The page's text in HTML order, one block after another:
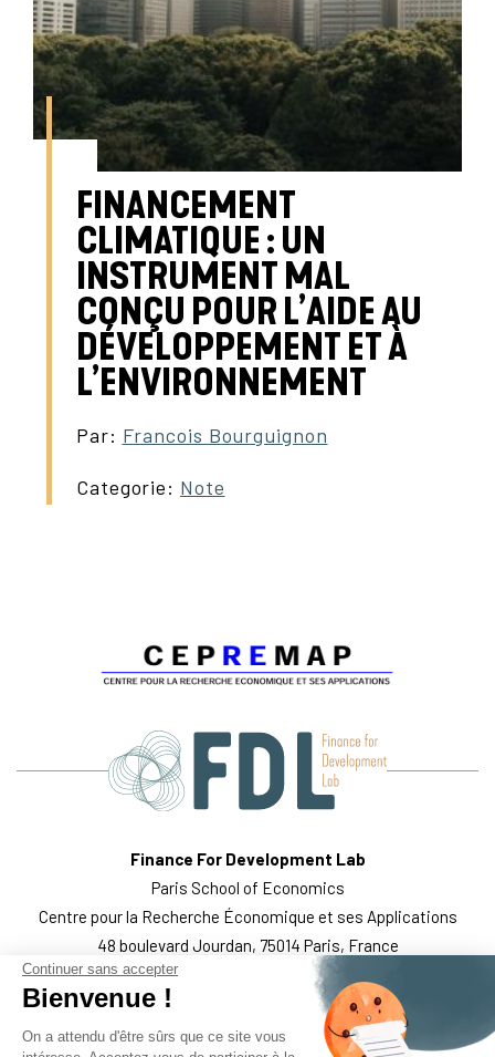
FINANCEMENT
CLIMATIQUE : UN
INSTRUMENT MAL
CONÇU POUR L’AIDE AU
DÉVELOPPEMENT ET À
L’ENVIRONNEMENT
Par: Francois Bourguignon
Categorie: Note
Finance For Development Lab
Paris School of Economics
Centre pour la Recherche Économique et ses Applications
48 boulevard Jourdan, 75014 Paris, France
QUI SOMMES-NOUS? NOTRE TRAVAIL
MENTIONS LÉGALES
Continuer sans accepter
Bienvenue !
On a attendu d'être sûrs que ce site vous